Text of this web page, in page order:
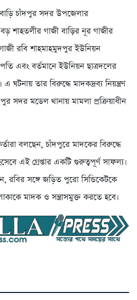
বাড়ি চাঁদপুর সদর উপজেলার
শাহতলীর গাজী বাড়ির নূর গাজীর
রবি শাহমাহমুদপুর ইউনিয়ন
এবং বর্তমানে ইউনিয়ন ছাত্রদলের
এ ঘটনায় তার বিরুদ্ধে মাদকদ্রব্য নিয়ন্ত্রণ
সদর মডেল থানায় মামলা প্রক্রিয়াধীন
বলছেন, চাঁদপুরে মাদকের বিরুদ্ধে
এই গ্রেপ্তার একটি গুরুত্বপূর্ণ সাফল্য।
রবির সঙ্গে জড়িত পুরো সিন্ডিকেটকে
মাদক ও সন্ত্রাসমুক্ত করতে হবে।